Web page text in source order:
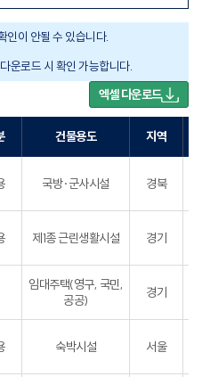
인이 안될 수 있습니다.
운로드 시 확인 가능합니다.
엑셀 다운로드
건물용도 지역
국방·군사시설 경북
제1종 근린생활시설 경기
임대주택(영구, 국민,
공공)
경기
숙박시설 서울